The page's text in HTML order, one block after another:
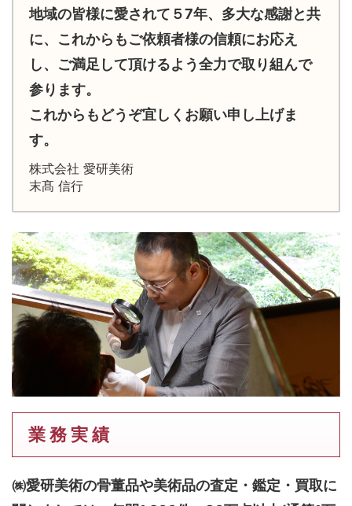
地域の皆様に愛されて５7年、多大な感謝と共
に、これからもご依頼者様の信頼にお応え
し、ご満足して頂けるよう全力で取り組んで
参ります。
これからもどうぞ宜しくお願い申し上げま
す。
株式会社 愛研美術
末髙 信行
業 務 実 績
㈱愛研美術の骨董品や美術品の査定・鑑定・買取に